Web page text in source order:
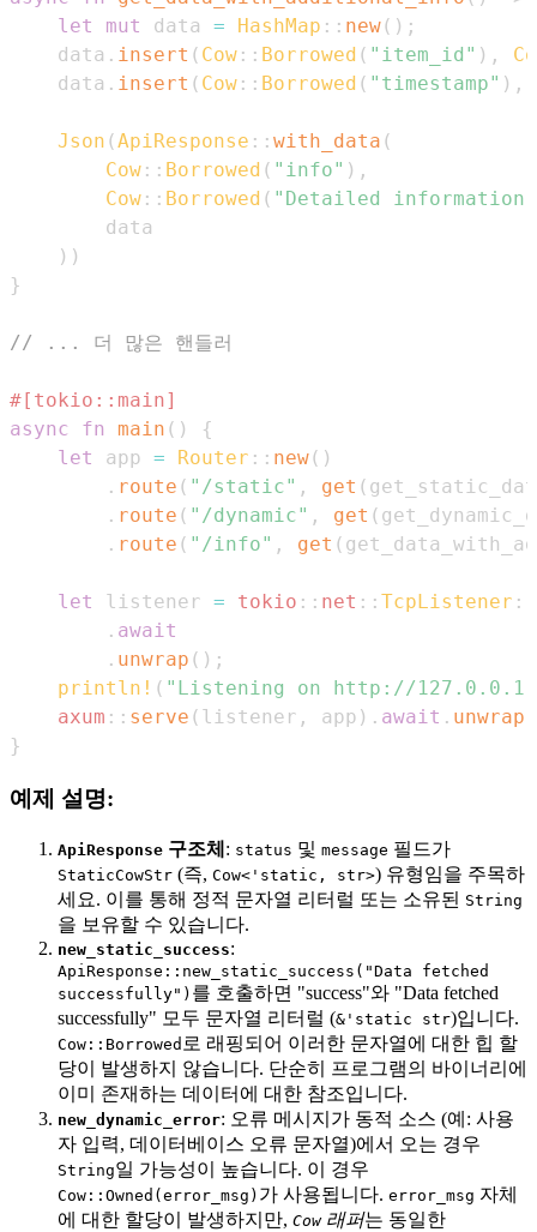
let
mut data = HashMap :: new( ) ;
    data
. insert ( Cow :: Borrowed ( "item_id" ) ,
    data
. insert ( Cow :: Borrowed ( "timestamp" ) ,
Json (ApiResponse :: with_data (
Cow :: Borrowed ( "info" ) ,
Cow :: Borrowed ( "Detailed information"
) )
}
// ... 더 많은 핸들러
#[tokio::main]
async
fn main ( )
{
let
app = Router :: new( )
. route ( "/static" , get (
. route ( "/dynamic" , get (
. route ( "/info" , get (
let listener = tokio :: net :: TcpListener ::
. await
. unwrap ( ) ;
println! ( "Listening on http://
axum :: serve ( listener , app ) . await . unwrap
}
예제 설명:
ApiResponse 구조체 : status 및 message 필드가
StaticCowStr (즉, Cow<'static, str>) 유형임을 주목하
세요. 이를 통해 정적 문자열 리터럴 또는 소유된 String
을 보유할 수 있습니다.
new_static_success:
ApiResponse::new_static_success("Data fetched
successfully") 를 호출하면 "success"와 "Data fetched
successfully" 모두 문자열 리터럴 (&'static str)입니다.
Cow::Borrowed 로 래핑되어 이러한 문자열에 대한 힙 할
당이 발생하지 않습니다. 단순히 프로그램의 바이너리에
이미 존재하는 데이터에 대한 참조입니다.
new_dynamic_error: 오류 메시지가 동적 소스 (예: 사용
자 입력, 데이터베이스 오류 문자열)에서 오는 경우
String일 가능성이 높습니다. 이 경우
Cow::Owned(error_msg) 가 사용됩니다. error_msg 자체
에 대한 할당이 발생하지만, Cow래퍼는 동일한